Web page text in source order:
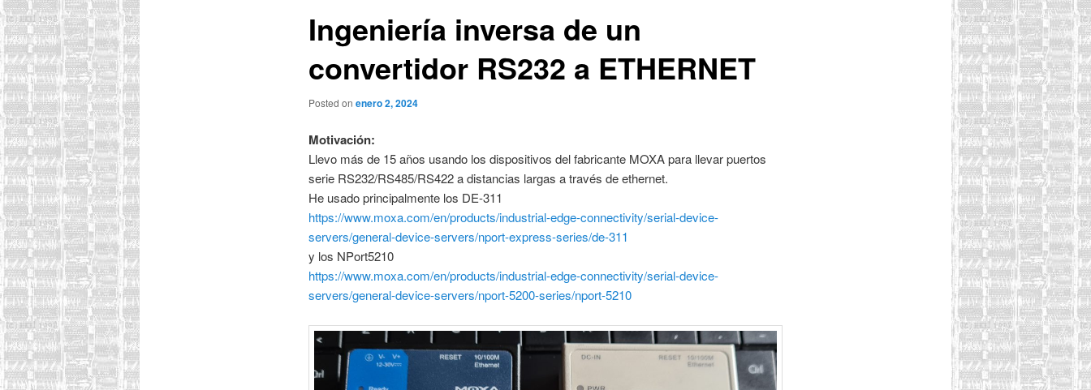
Ingeniería inversa de un
convertidor RS232 a ETHERNET
Posted on enero 2, 2024
Motivación:
Llevo más de 15 años usando los dispositivos del fabricante MOXA para llevar puertos
serie RS232/RS485/RS422 a distancias largas a través de ethernet.
He usado principalmente los DE-311
https://www.moxa.com/en/products/industrial-edge-connectivity/serial-device-
servers/general-device-servers/nport-express-series/de-311
y los NPort5210
https://www.moxa.com/en/products/industrial-edge-connectivity/serial-device-
servers/general-device-servers/nport-5200-series/nport-5210